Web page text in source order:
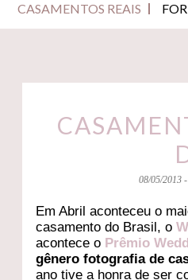
CASAMENTOS REAIS
08/05/2013 -
Em Abril aconteceu o
casamento do Brasil, o
acontece o Prêmio
gênero fotografia de
ano tive a honra de ser